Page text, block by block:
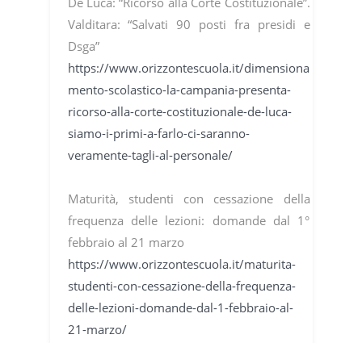
Valditara: “Salvati 90 posti fra presidi e
Dsga”
https://www.orizzontescuola.it/dimensiona
mento-scolastico-la-campania-presenta-
ricorso-alla-corte-costituzionale-de-luca-
siamo-i-primi-a-farlo-ci-saranno-
veramente-tagli-al-personale/
Maturità, studenti con cessazione della
frequenza delle lezioni: domande dal 1°
febbraio al 21 marzo
https://www.orizzontescuola.it/maturita-
studenti-con-cessazione-della-frequenza-
delle-lezioni-domande-dal-1-febbraio-al-
21-marzo/